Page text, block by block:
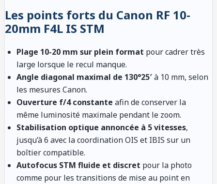
Les points forts du Canon RF 10-
20mm F4L IS STM
Plage 10-20 mm sur plein format pour cadrer très
large lorsque le recul manque.
Angle diagonal maximal de 130°25′à 10 mm, selon
les mesures Canon.
Ouverture f/4 constante afin de conserver la
même luminosité maximale pendant le zoom.
Stabilisation optique annoncée à 5 vitesses,
jusqu’à 6 avec la coordination OIS et IBIS sur un
boîtier compatible.
Autofocus STM fluide et discret pour la photo
comme pour les transitions de mise au point en